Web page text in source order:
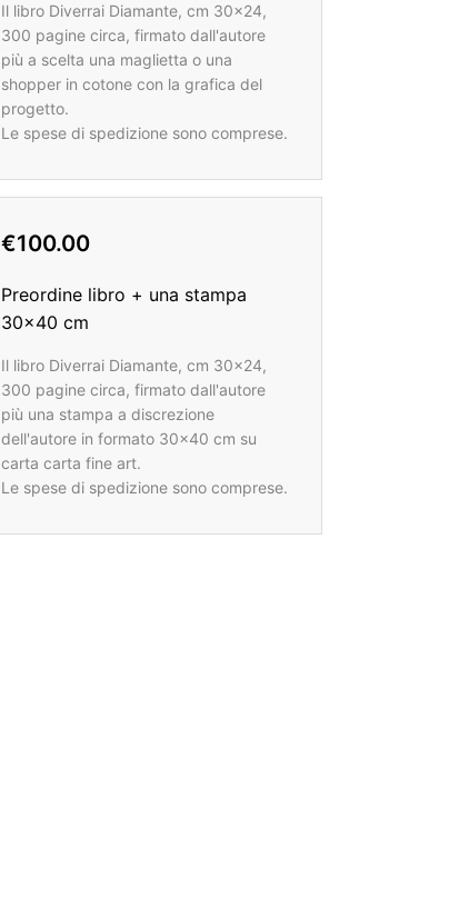
Il libro Diverrai Diamante, cm 30x24,
300 pagine circa, firmato dall'autore
più a scelta una maglietta o una
shopper in cotone con la grafica del
progetto.
Le spese di spedizione sono comprese.
€100.00
Preordine libro + una stampa
30x40 cm
Il libro Diverrai Diamante, cm 30x24,
300 pagine circa, firmato dall'autore
più una stampa a discrezione
dell'autore in formato 30x40 cm su
carta carta fine art.
Le spese di spedizione sono comprese.